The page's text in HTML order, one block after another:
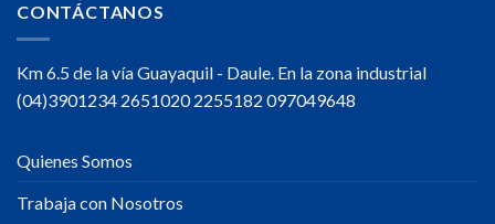
CONTÁCTANOS
Km 6.5 de la vía Guayaquil - Daule. En la zona industrial
(04)3901234 2651020 2255182 097049648
Quienes Somos
Trabaja con Nosotros